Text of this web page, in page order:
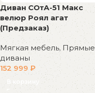
Диван СОтА-51 Макс
велюр Роял агат
(Предзаказ)
Мягкая мебель, Прямые
диваны
152 999 ₽
В корзину